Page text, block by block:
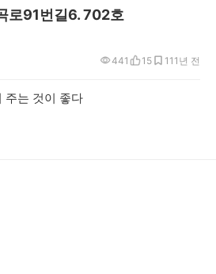
로91번길6. 702호
1년 전
441 15 11
주는 것이 좋다